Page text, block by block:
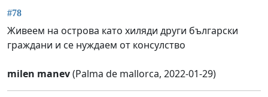
#78
Живеем на острова като хиляди други български
граждани и се нуждаем от консулство
milen manev(Palma de mallorca, 2022-01-29)